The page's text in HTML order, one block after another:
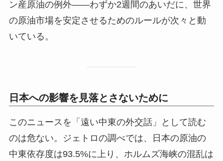
ン産原油の例外——わずか2週間のあいだに、世界
の原油市場を安定させるためのルールが次々と動
いている。
日本への影響を見落とさないために
このニュースを「遠い中東の外交話」として読む
のは危ない。ジェトロの調べでは、日本の原油の
中東依存度は93.5%に上り、ホルムズ海峡の混乱は